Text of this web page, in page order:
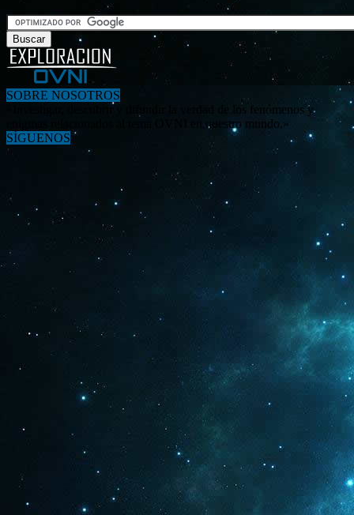
SOBRE NOSOTROS
«Investigar, descubrir y difundir la verdad de los fenómenos y
enigmas relacionados al tema OVNI en nuestro mundo.»
SÍGUENOS